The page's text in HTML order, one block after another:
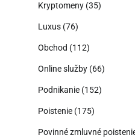
Kryptomeny (35)
Luxus (76)
Obchod (112)
Online služby (66)
Podnikanie (152)
Poistenie (175)
Povinné zmluvné